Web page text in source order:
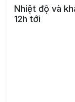
Nhiệt độ và
12h tới